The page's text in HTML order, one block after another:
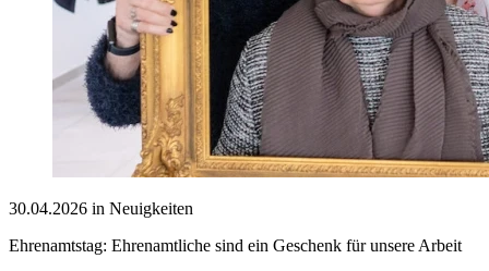
30.04.2026 in Neuigkeiten
Ehrenamtstag: Ehrenamtliche sind ein Geschenk für unsere Arbeit